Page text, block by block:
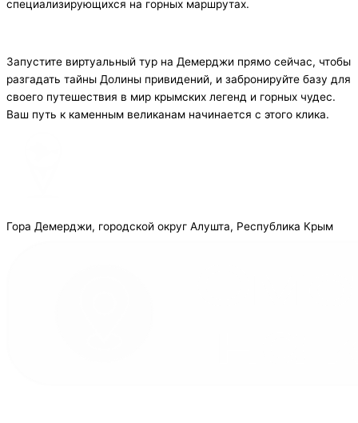
специализирующихся на горных маршрутах.
Запустите виртуальный тур на Демерджи прямо сейчас, чтобы
разгадать тайны Долины привидений, и забронируйте базу для
своего путешествия в мир крымских легенд и горных чудес.
Ваш путь к каменным великанам начинается с этого клика.
Гора Демерджи, городской округ Алушта, Республика Крым